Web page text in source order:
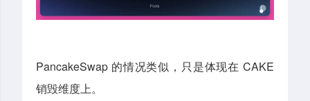
PancakeSwap 的情况类似，只是体现在 CAKE
销毁维度上。